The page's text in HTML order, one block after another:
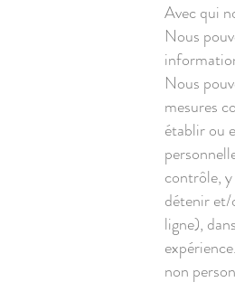
Avec qui
Nous
Nous
mesures
établir ou
contrôle,
détenir et/
ligne),
non